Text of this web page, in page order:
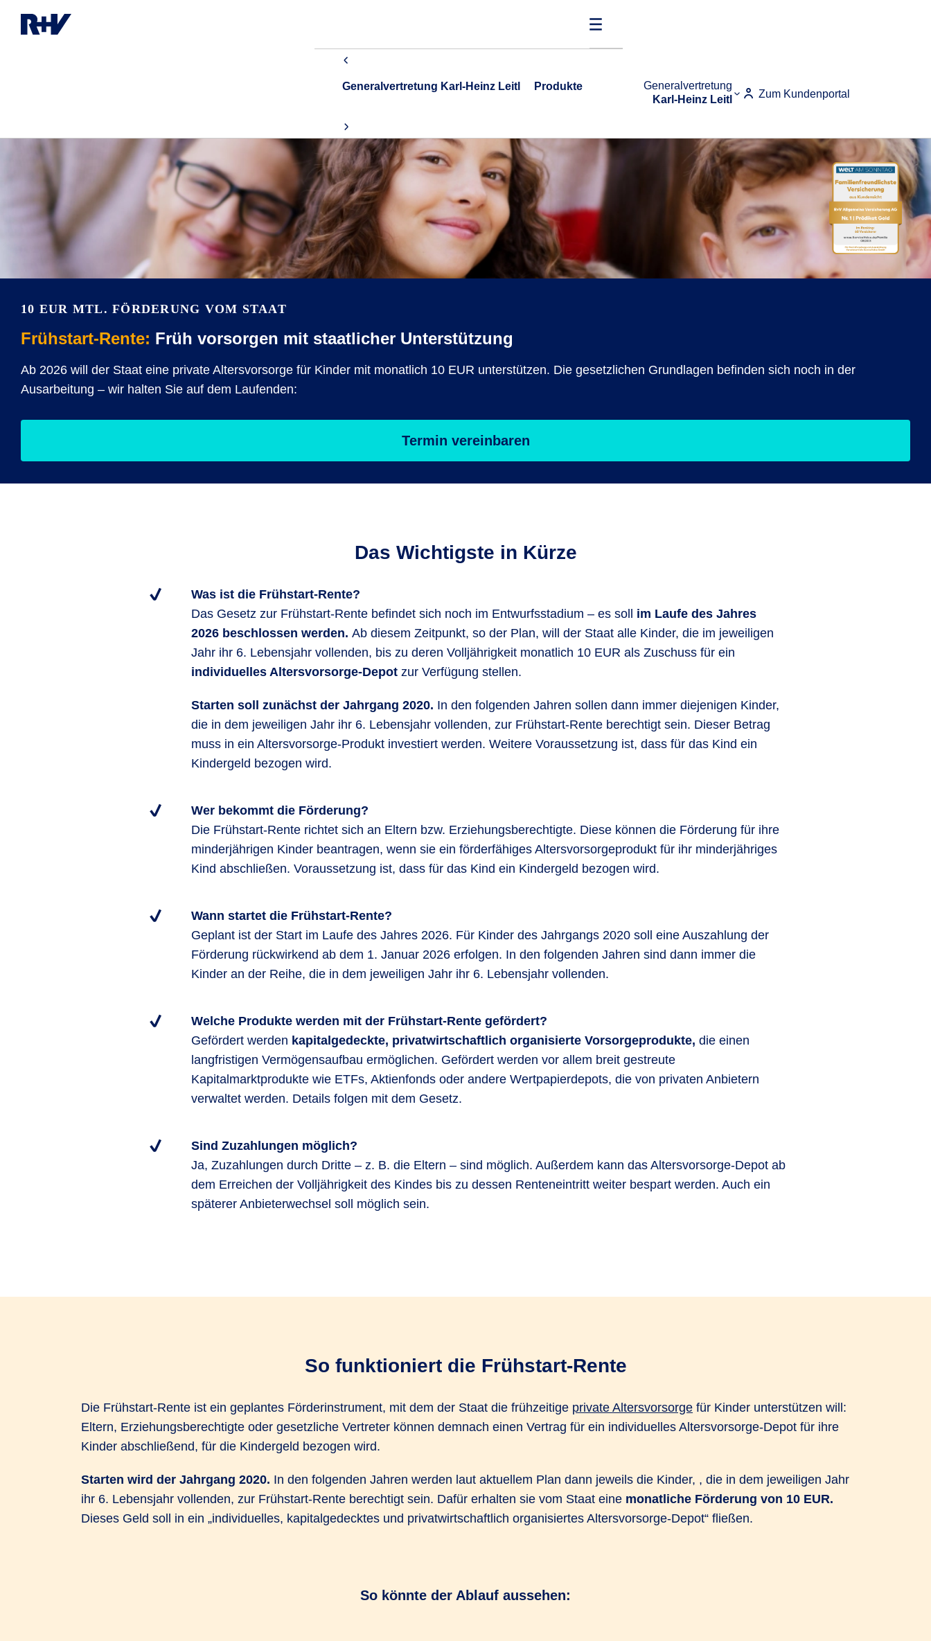
Generalvertretung
Karl-Heinz Leitl
Zum Kundenportal
Generalvertretung Karl-Heinz Leitl Produkte
10 EUR MTL. FÖRDERUNG VOM STAAT
Frühstart-Rente: Früh vorsorgen mit staatlicher Unterstützung
Ab 2026 will der Staat eine private Altersvorsorge für Kinder mit monatlich 10 EUR unterstützen. Die gesetzlichen Grundlagen befinden sich noch in der
Ausarbeitung – wir halten Sie auf dem Laufenden:
Termin vereinbaren
Das Wichtigste in Kürze
Was ist die Frühstart-Rente?
Das Gesetz zur Frühstart-Rente befindet sich noch im Entwurfsstadium – es soll im Laufe des Jahres
2026 beschlossen werden. Ab diesem Zeitpunkt, so der Plan, will der Staat alle Kinder, die im jeweiligen
Jahr ihr 6. Lebensjahr vollenden, bis zu deren Volljährigkeit monatlich 10 EUR als Zuschuss für ein
individuelles Altersvorsorge-Depot zur Verfügung stellen.
Starten soll zunächst der Jahrgang 2020. In den folgenden Jahren sollen dann immer diejenigen Kinder,
die in dem jeweiligen Jahr ihr 6. Lebensjahr vollenden, zur Frühstart-Rente berechtigt sein. Dieser Betrag
muss in ein Altersvorsorge-Produkt investiert werden. Weitere Voraussetzung ist, dass für das Kind ein
Kindergeld bezogen wird.
Wer bekommt die Förderung?
Die Frühstart-Rente richtet sich an Eltern bzw. Erziehungsberechtigte. Diese können die Förderung für ihre
minderjährigen Kinder beantragen, wenn sie ein förderfähiges Altersvorsorgeprodukt für ihr minderjähriges
Kind abschließen. Voraussetzung ist, dass für das Kind ein Kindergeld bezogen wird.
Wann startet die Frühstart-Rente?
Geplant ist der Start im Laufe des Jahres 2026. Für Kinder des Jahrgangs 2020 soll eine Auszahlung der
Förderung rückwirkend ab dem 1. Januar 2026 erfolgen. In den folgenden Jahren sind dann immer die
Kinder an der Reihe, die in dem jeweiligen Jahr ihr 6. Lebensjahr vollenden.
Welche Produkte werden mit der Frühstart-Rente gefördert?
Gefördert werden kapitalgedeckte, privatwirtschaftlich organisierte Vorsorgeprodukte, die einen
langfristigen Vermögensaufbau ermöglichen. Gefördert werden vor allem breit gestreute
Kapitalmarktprodukte wie ETFs, Aktienfonds oder andere Wertpapierdepots, die von privaten Anbietern
verwaltet werden. Details folgen mit dem Gesetz.
Sind Zuzahlungen möglich?
Ja, Zuzahlungen durch Dritte – z. B. die Eltern – sind möglich. Außerdem kann das Altersvorsorge-Depot ab
dem Erreichen der Volljährigkeit des Kindes bis zu dessen Renteneintritt weiter bespart werden. Auch ein
späterer Anbieterwechsel soll möglich sein.
So funktioniert die Frühstart-Rente
Die Frühstart-Rente ist ein geplantes Förderinstrument, mit dem der Staat die frühzeitige private Altersvorsorge für Kinder unterstützen will:
Eltern, Erziehungsberechtigte oder gesetzliche Vertreter können demnach einen Vertrag für ein individuelles Altersvorsorge-Depot für ihre
Kinder abschließend, für die Kindergeld bezogen wird.
Starten wird der Jahrgang 2020. In den folgenden Jahren werden laut aktuellem Plan dann jeweils die Kinder, , die in dem jeweiligen Jahr
ihr 6. Lebensjahr vollenden, zur Frühstart-Rente berechtigt sein. Dafür erhalten sie vom Staat eine monatliche Förderung von 10 EUR.
Dieses Geld soll in ein „individuelles, kapitalgedecktes und privatwirtschaftlich organisiertes Altersvorsorge-Depot“ fließen.
So könnte der Ablauf aussehen: